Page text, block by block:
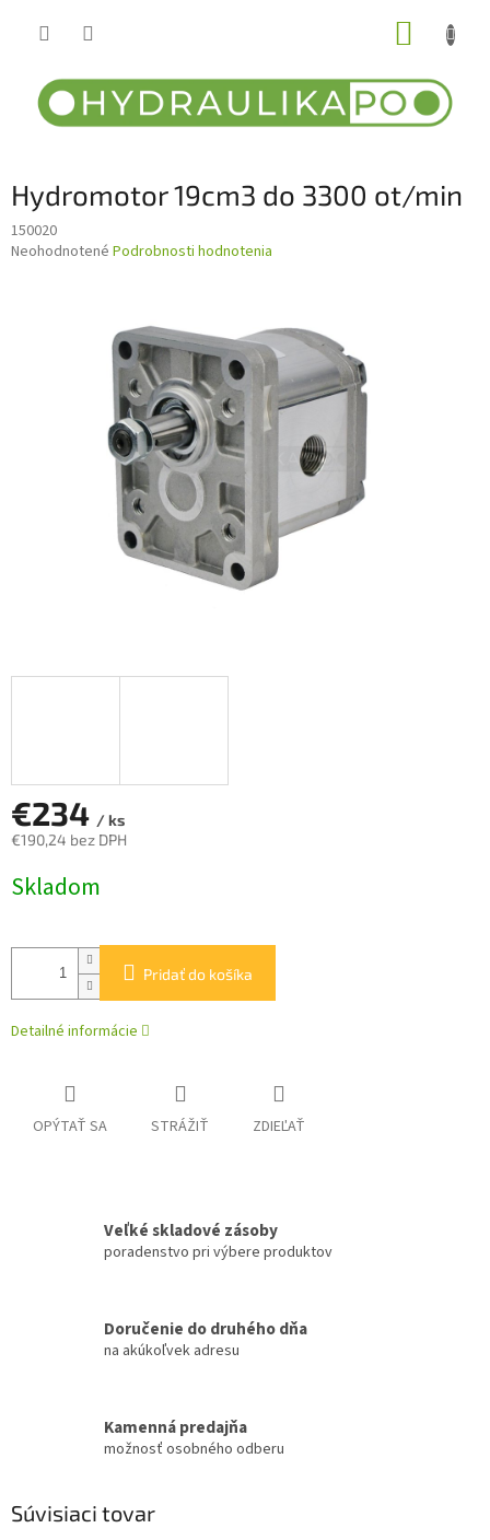
Hydromotor 19cm3 do 3300 ot/min
150020
Priemerné
Neohodnotené Podrobnosti hodnotenia
€234 / ks
€190,24 bez DPH
cena:
Skladom
Pridať do košíka
Detailné informácie
OPÝTAŤ SA STRÁŽIŤ ZDIEĽAŤ
Veľké skladové zásoby
poradenstvo pri výbere produktov
Doručenie do druhého dňa
na akúkoľvek adresu
Kamenná predajňa
možnosť osobného odberu
Súvisiaci tovar